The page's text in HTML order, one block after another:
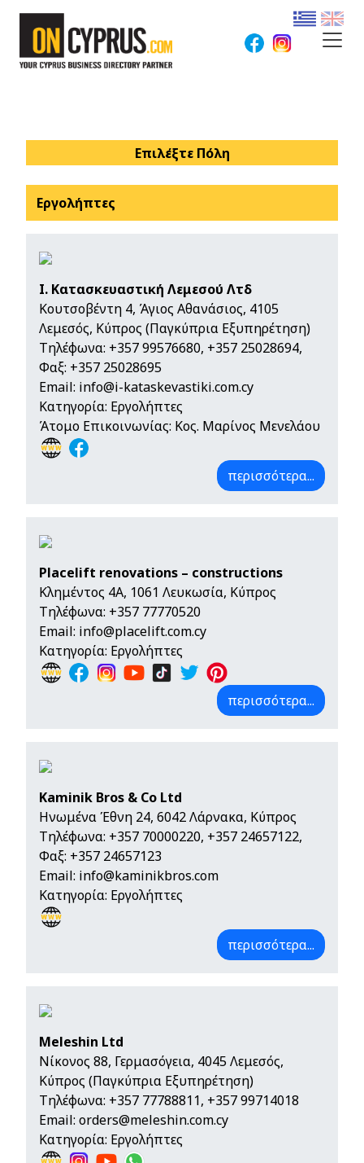
Επιλέξτε Πόλη
Εργολήπτες
Ι. Κατασκευαστική Λεμεσού Λτδ
Κουτσοβέντη 4, Άγιος Αθανάσιος, 4105
Λεμεσός, Κύπρος (Παγκύπρια Εξυπηρέτηση)
Τηλέφωνα: +357 99576680, +357 25028694,
Φαξ: +357 25028695
Email: info@i-kataskevastiki.com.cy
Κατηγορία: Εργολήπτες
Άτομο Επικοινωνίας: Κος. Μαρίνος Μενελάου
περισσότερα...
Placelift renovations – constructions
Κλημέντος 4A, 1061 Λευκωσία, Κύπρος
Τηλέφωνα: +357 77770520
Email: info@placelift.com.cy
Κατηγορία: Εργολήπτες
περισσότερα...
Kaminik Bros & Co Ltd
Ηνωμένα Έθνη 24, 6042 Λάρνακα, Κύπρος
Τηλέφωνα: +357 70000220, +357 24657122,
Φαξ: +357 24657123
Email: info@kaminikbros.com
Κατηγορία: Εργολήπτες
περισσότερα...
Meleshin Ltd
Νίκονος 88, Γερμασόγεια, 4045 Λεμεσός,
Κύπρος (Παγκύπρια Εξυπηρέτηση)
Τηλέφωνα: +357 77788811, +357 99714018
Email: orders@meleshin.com.cy
Κατηγορία: Εργολήπτες